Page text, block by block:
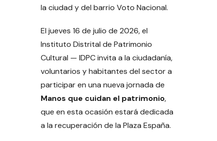
la ciudad y del barrio Voto Nacional.
El jueves 16 de julio de 2026, el
Instituto Distrital de Patrimonio
Cultural — IDPC invita a la ciudadanía,
voluntarios y habitantes del sector a
participar en una nueva jornada de
Manos que cuidan el patrimonio,
que en esta ocasión estará dedicada
a la recuperación de la Plaza España.